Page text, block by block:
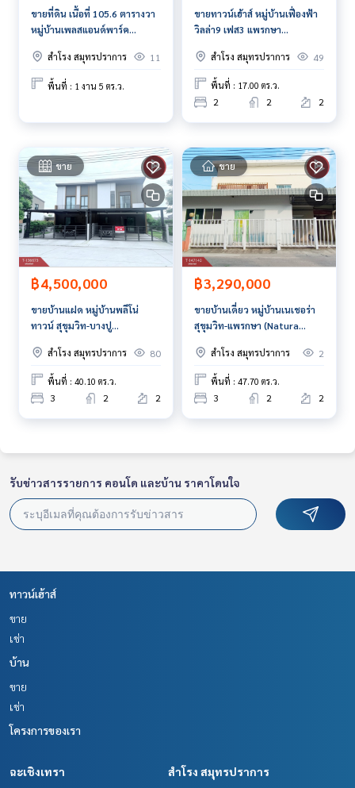
ขายที่ดิน เนื้อที่ 105.6 ตารางวา
หมู่บ้านเพลสแอนด์พาร์ค
สำโรง สมุทรปราการ
11
พื้นที่ : 1 งาน 5 ตร.ว.
ขายทาวน์เฮ้าส์ หมู่บ้านเฟื่องฟ้า
วิลล่า9 เฟส3 แพรกษา
สำโรง สมุทรปราการ
49
พื้นที่ : 17.00 ตร.ว.
2 2 2
ขาย
฿4,500,000
ขายบ้านแฝด หมู่บ้านพลีโน่
ทาวน์ สุขุมวิท-บางปู
สำโรง สมุทรปราการ
80
พื้นที่ : 40.10 ตร.ว.
3 2 2
ขาย
฿3,290,000
ขายบ้านเดี่ยว หมู่บ้านเนเชอร่า
สุขุมวิท-แพรกษา (Natura
สมุทรปราการ
สำโรง สมุทรปราการ 2
พื้นที่ : 47.70 ตร.ว.
3 2 2
รับข่าวสารรายการ คอนโด และบ้าน ราคาโดนใจ
ทาวน์เฮ้าส์
ขาย
เช่า
บ้าน
ขาย
เช่า
โครงการของเรา
ฉะเชิงเทรา
สำโรง สมุทรปราการ